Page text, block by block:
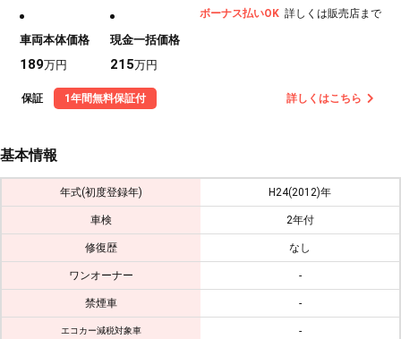
車両本体価格
189万円
現金一括価格
215万円
ボーナス払いOK 詳しくは販売店まで
保証 1年間無料保証付 詳しくはこちら
基本情報
年式(初度登録年) H24(2012)年
車検 2年付
修復歴 なし
ワンオーナー -
禁煙車 -
エコカー減税対象車 -